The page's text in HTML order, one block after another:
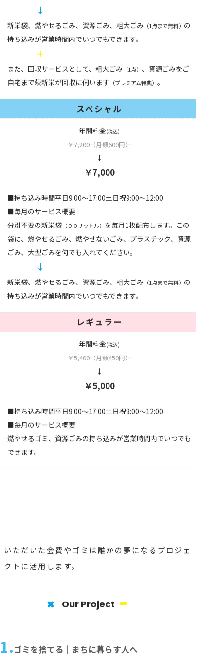
↓
新栄袋、燃やせるごみ、資源ごみ、粗大ごみ （1点まで無料） の
持ち込みが営業時間内でいつでもできます。
＋
また、回収サービスとして、粗大ごみ （1点） 、資源ごみをご
自宅まで萩新栄が回収に伺います （プレミアム特典） 。
スペシャル
年間料金(税込)
￥7,200（月額600円）
↓
￥7,000
■持ち込み時間平日9:00〜17:00土日祝9:00〜12:00
■毎月のサービス概要
分別不要の新栄袋 （９０リットル） を毎月1枚配布します。この
袋に、燃やせるごみ、燃やせないごみ、プラスチック、資源
ごみ、大型ごみを何でも入れてください。
↓
新栄袋、燃やせるごみ、資源ごみ、粗大ごみ （1点まで無料） の
持ち込みが営業時間内でいつでもできます。
レギュラー
年間料金(税込)
￥5,400（月額450円）
↓
￥5,000
■持ち込み時間平日9:00〜17:00土日祝9:00〜12:00
■毎月のサービス概要
燃やせるゴミ、資源ごみの持ち込みが営業時間内でいつでも
できます。
いただいた会費やゴミは誰かの夢になるプロジェ
クトに活用します。
Our Project
1.ゴミを捨てる｜まちに暮らす人へ